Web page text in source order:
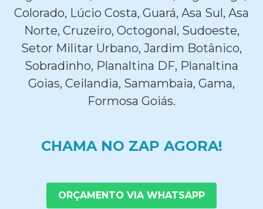
Colorado, Lúcio Costa, Guará, Asa Sul, Asa
Norte, Cruzeiro, Octogonal, Sudoeste,
Setor Militar Urbano, Jardim Botânico,
Sobradinho, Planaltina DF, Planaltina
Goias, Ceilandia, Samambaia, Gama,
Formosa Goiás.
CHAMA NO ZAP AGORA!
ORÇAMENTO VIA WHATSAPP